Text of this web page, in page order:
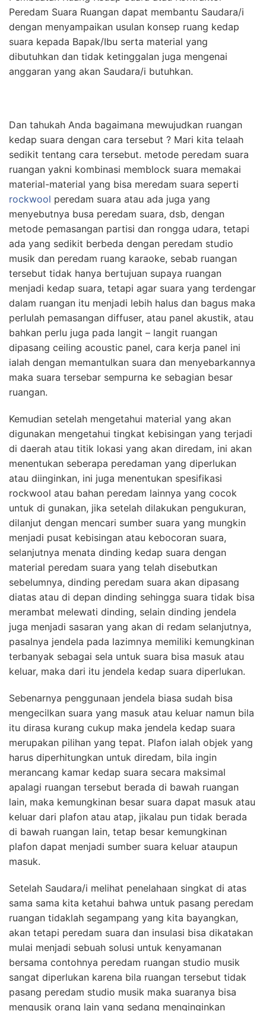
Peredam Suara Ruangan dapat membantu Saudara/i
dengan menyampaikan usulan konsep ruang kedap
suara kepada Bapak/Ibu serta material yang
dibutuhkan dan tidak ketinggalan juga mengenai
anggaran yang akan Saudara/i butuhkan.
Dan tahukah Anda bagaimana mewujudkan ruangan
kedap suara dengan cara tersebut ? Mari kita telaah
sedikit tentang cara tersebut. metode peredam suara
ruangan yakni kombinasi memblock suara memakai
material-material yang bisa meredam suara seperti
rockwool peredam suara atau ada juga yang
menyebutnya busa peredam suara, dsb, dengan
metode pemasangan partisi dan rongga udara, tetapi
ada yang sedikit berbeda dengan peredam studio
musik dan peredam ruang karaoke, sebab ruangan
tersebut tidak hanya bertujuan supaya ruangan
menjadi kedap suara, tetapi agar suara yang terdengar
dalam ruangan itu menjadi lebih halus dan bagus maka
perlulah pemasangan diffuser, atau panel akustik, atau
bahkan perlu juga pada langit – langit ruangan
dipasang ceiling acoustic panel, cara kerja panel ini
ialah dengan memantulkan suara dan menyebarkannya
maka suara tersebar sempurna ke sebagian besar
ruangan.
Kemudian setelah mengetahui material yang akan
digunakan mengetahui tingkat kebisingan yang terjadi
di daerah atau titik lokasi yang akan diredam, ini akan
menentukan seberapa peredaman yang diperlukan
atau diinginkan, ini juga menentukan spesifikasi
rockwool atau bahan peredam lainnya yang cocok
untuk di gunakan, jika setelah dilakukan pengukuran,
dilanjut dengan mencari sumber suara yang mungkin
menjadi pusat kebisingan atau kebocoran suara,
selanjutnya menata dinding kedap suara dengan
material peredam suara yang telah disebutkan
sebelumnya, dinding peredam suara akan dipasang
diatas atau di depan dinding sehingga suara tidak bisa
merambat melewati dinding, selain dinding jendela
juga menjadi sasaran yang akan di redam selanjutnya,
pasalnya jendela pada lazimnya memiliki kemungkinan
terbanyak sebagai sela untuk suara bisa masuk atau
keluar, maka dari itu jendela kedap suara diperlukan.
Sebenarnya penggunaan jendela biasa sudah bisa
mengecilkan suara yang masuk atau keluar namun bila
itu dirasa kurang cukup maka jendela kedap suara
merupakan pilihan yang tepat. Plafon ialah objek yang
harus diperhitungkan untuk diredam, bila ingin
merancang kamar kedap suara secara maksimal
apalagi ruangan tersebut berada di bawah ruangan
lain, maka kemungkinan besar suara dapat masuk atau
keluar dari plafon atau atap, jikalau pun tidak berada
di bawah ruangan lain, tetap besar kemungkinan
plafon dapat menjadi sumber suara keluar ataupun
masuk.
Setelah Saudara/i melihat penelahaan singkat di atas
sama sama kita ketahui bahwa untuk pasang peredam
ruangan tidaklah segampang yang kita bayangkan,
akan tetapi peredam suara dan insulasi bisa dikatakan
mulai menjadi sebuah solusi untuk kenyamanan
bersama contohnya peredam ruangan studio musik
sangat diperlukan karena bila ruangan tersebut tidak
pasang peredam studio musik maka suaranya bisa
mengusik orang lain yang sedang menginginkan